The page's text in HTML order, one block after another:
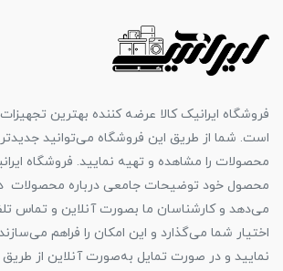
فروشگاه ایرانیک کالا عرضه کننده بهترین
است. شما از طریق این فروشگاه می‌توانید
محصولات را مشاهده و تهیه نمایید. فروشگاه
محصول خود توضیحات جامعی درباره محصولات در
می‌دهد و کارشناسان ما بصورت آنلاین و تماس
اختیار شما می‌گذارد و این امکان را فراهم
نمایید و در صورت تمایل به‌صورت آنلاین از طریق